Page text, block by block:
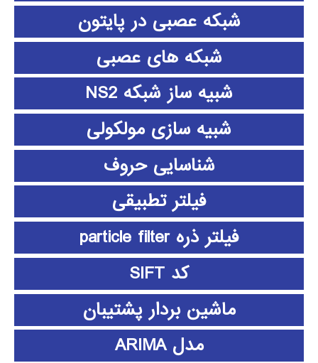
شبکه عصبی در پایتون
شبکه های عصبی
شبیه ساز شبکه NS2
شبیه سازی مولکولی
شناسایی حروف
فیلتر تطبیقی
فیلتر ذره particle filter
کد SIFT
ماشین بردار پشتیبان
مدل ARIMA